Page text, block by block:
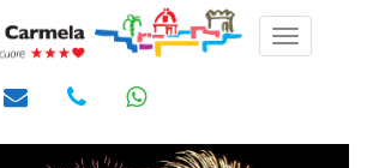
Toggle